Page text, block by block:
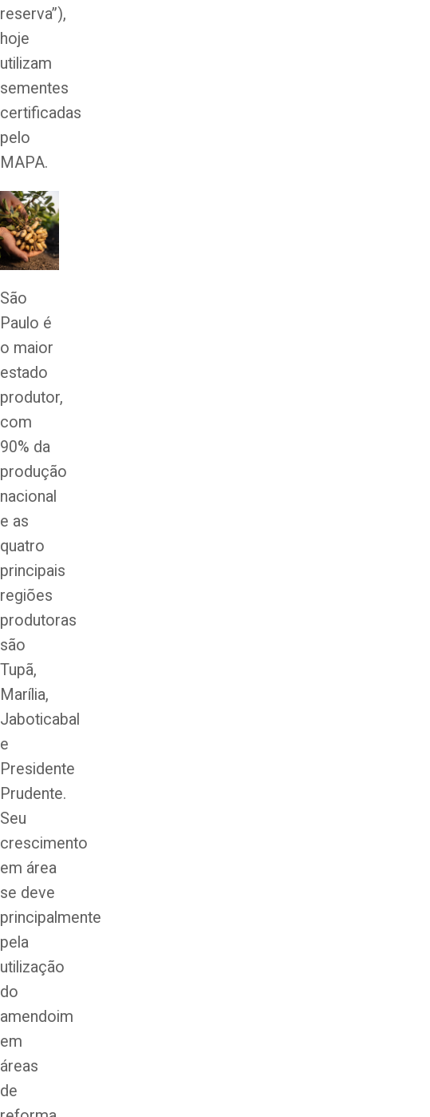
reserva”),
hoje
utilizam
sementes
certificadas
pelo
MAPA.
São
Paulo é
o maior
estado
produtor,
com
90% da
produção
nacional
e as
quatro
principais
regiões
produtoras
são
Tupã,
Marília,
Jaboticabal
e
Presidente
Prudente.
Seu
crescimento
em área
se deve
principalmente
pela
utilização
do
amendoim
em
áreas
de